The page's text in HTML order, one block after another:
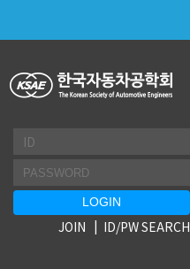
JOIN ID/PW SEARCH